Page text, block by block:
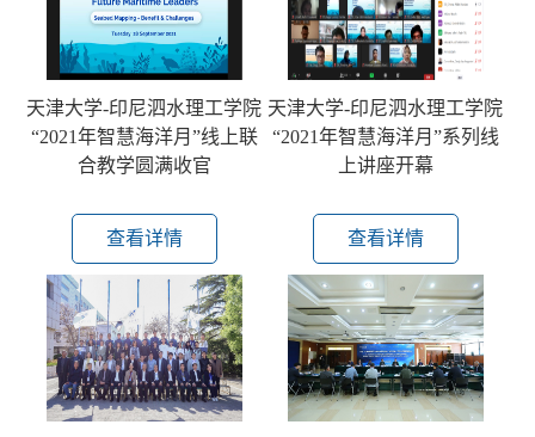
天津大学-印尼泗水理工学院
“2021年智慧海洋月”线上联
合教学圆满收官
查看详情
天津大学-印尼泗水理工学院
“2021年智慧海洋月”系列线
上讲座开幕
查看详情